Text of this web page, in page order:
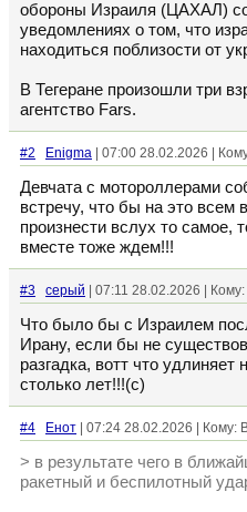
обороны Израиля (ЦАХАЛ)
уведомлениях о том, что
находиться поблизости от
В Тегеране произошли три
агентство Fars.
#2 Enigma | 07:00 28.02.2026 |
Девчата с мотороллерами
встречу, что бы на это всем
произнести вслух то самое,
вместе тоже ждем!!!
#3 серый | 07:11 28.02.2026 |
Что было бы с Израилем
Ирану, если бы не
разгадка, вотт что
столько лет!!!(с)
#4 Енот | 07:24 28.02.2026 | Кому:
> в результате чего в
ракетный и беспилотный